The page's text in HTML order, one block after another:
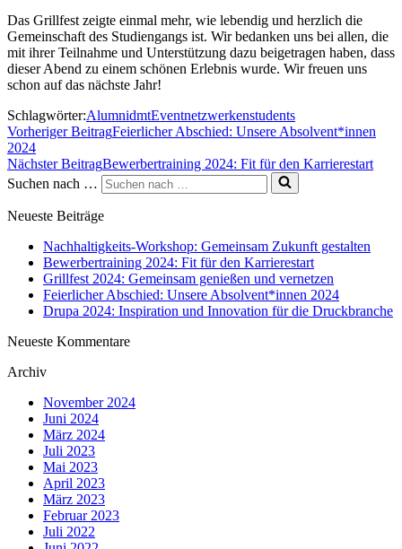
Das Grillfest zeigte einmal mehr, wie lebendig und herzlich die
Gemeinschaft des Studiengangs ist. Wir bedanken uns bei allen, die
mit ihrer Teilnahme und Unterstützung dazu beigetragen haben, dass
dieser Abend zu einem schönen Erlebnis wurde. Wir freuen uns
schon auf das nächste Jahr!
Schlagwörter:AlumnidmtEventnetzwerkenstudents
Vorheriger BeitragFeierlicher Abschied: Unsere Absolvent*innen
2024
Nächster BeitragBewerbertraining 2024: Fit für den Karrierestart
Suchen nach …
Neueste Beiträge
Nachhaltigkeits-Workshop: Gemeinsam Zukunft gestalten
Bewerbertraining 2024: Fit für den Karrierestart
Grillfest 2024: Gemeinsam genießen und vernetzen
Feierlicher Abschied: Unsere Absolvent*innen 2024
Drupa 2024: Inspiration und Innovation für die Druckbranche
Neueste Kommentare
Archiv
November 2024
Juni 2024
März 2024
Juli 2023
Mai 2023
April 2023
März 2023
Februar 2023
Juli 2022